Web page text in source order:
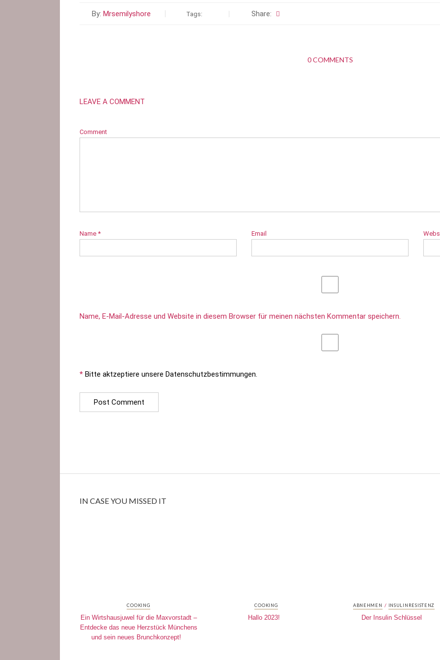
By: Mrsemilyshore Tags: Share:
0 COMMENTS
LEAVE A COMMENT
Comment
Name * Email
Name, E-Mail-Adresse und Website in diesem Browser für meinen nächsten Kommentar speichern.
* Bitte aktzeptiere unsere Datenschutzbestimmungen.
IN CASE YOU MISSED IT
COOKING
Ein Wirtshausjuwel für die Maxvorstadt –
Entdecke das neue Herzstück Münchens
und sein neues Brunchkonzept!
COOKING
Hallo 2023!
ABNEHMEN / INSULINRESISTENZ
Der Insulin Schlüssel